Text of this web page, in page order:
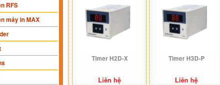
RFS
máy in MAX
Timer H2D-X
Liên hệ
Timer H3D-P
Liên hệ